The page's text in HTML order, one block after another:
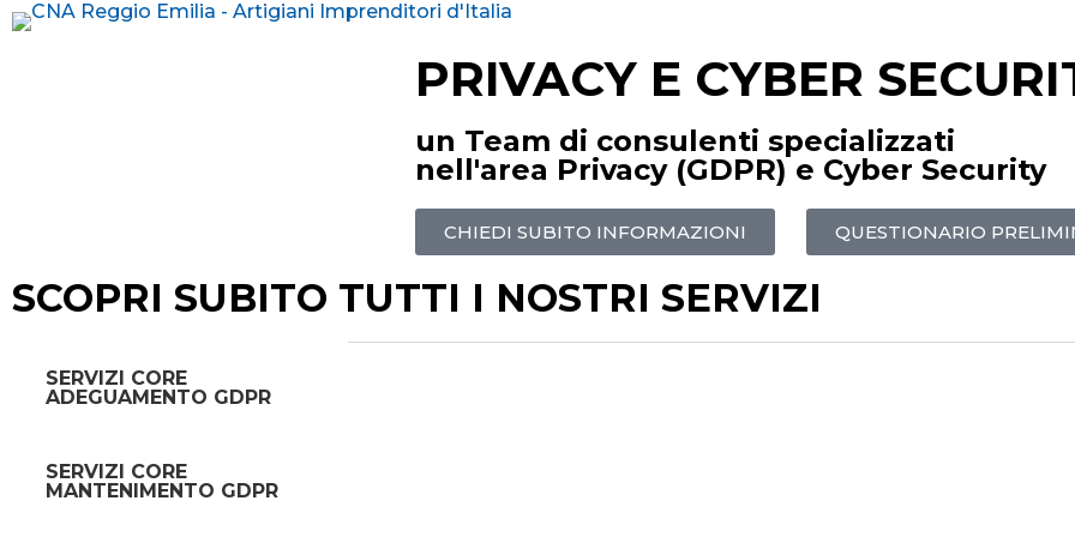
PRIVACY E CYBER
un Team di consulenti specializzati
nell'area Privacy (GDPR) e Cyber Security
CHIEDI SUBITO INFORMAZIONI QUESTIONARIO
SCOPRI SUBITO TUTTI I NOSTRI SERVIZI
SERVIZI CORE
ADEGUAMENTO GDPR
SERVIZI CORE
MANTENIMENTO GDPR